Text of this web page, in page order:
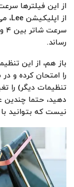
از این فیلترها
رساند.
باز هم، از این
را امتحان کرده و
تنظیمات دیگر) را
دهید، حتما چندین
نیست که بتوانید